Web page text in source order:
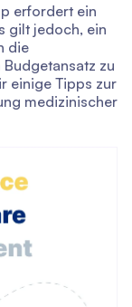
erfordert ein
gilt jedoch, ein
die
zu
einige Tipps zur
medizinischer